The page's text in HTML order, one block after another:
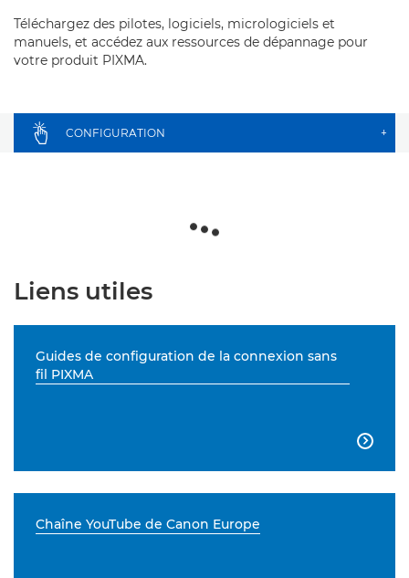
Téléchargez des pilotes, logiciels, micrologiciels et
manuels, et accédez aux ressources de dépannage pour
votre produit PIXMA.
CONFIGURATION +
Liens utiles
Guides de configuration de la connexion sans
fil PIXMA

Chaîne YouTube de Canon Europe